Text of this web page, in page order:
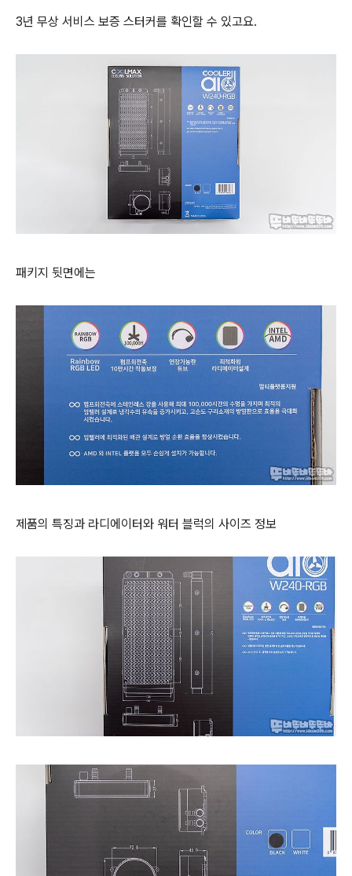
3년 무상 서비스 보증 스터커를 확인할 수 있고요.
패키지 뒷면에는
제품의 특징과 라디에이터와 워터 블럭의 사이즈 정보